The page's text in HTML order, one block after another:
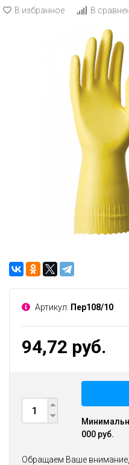
В избранное
В
Артикул: Пер108/10
94,72 руб.
000 руб.
Обращаем Ваше внимание,